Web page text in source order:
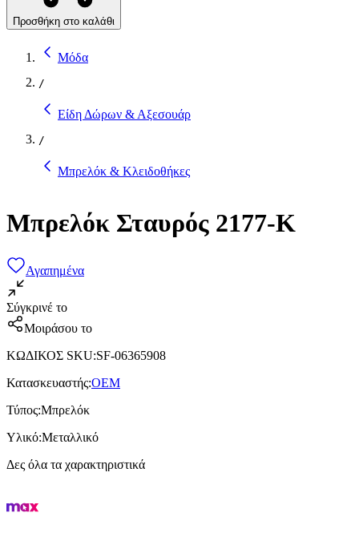
Προσθήκη στο καλάθι
Μόδα
/
Είδη Δώρων & Αξεσουάρ
/
Μπρελόκ & Κλειδοθήκες
Μπρελόκ Σταυρός 2177-K
Αγαπημένα
Σύγκρινέ το
Μοιράσου το
ΚΩΔΙΚΟΣ SKU:SF-06365908
Κατασκευαστής:OEM
Τύπος:Μπρελόκ
Υλικό:Μεταλλικό
Δες όλα τα χαρακτηριστικά